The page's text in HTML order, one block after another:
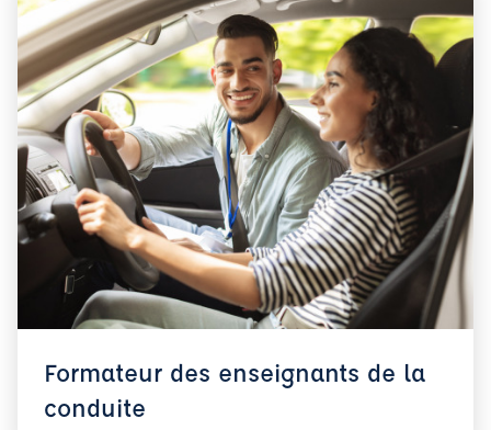
Formateur des enseignants de la
conduite